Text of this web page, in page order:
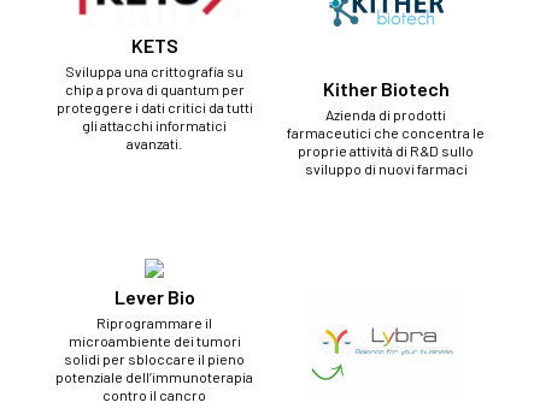
KETS
Sviluppa una crittografia su
chip a prova di quantum per
proteggere i dati critici da tutti
gli attacchi informatici
avanzati.
Kither Biotech
Azienda di prodotti
farmaceutici che concentra le
proprie attività di R&D sullo
sviluppo di nuovi farmaci
Lever Bio
Riprogrammare il
microambiente dei tumori
solidi per sbloccare il pieno
potenziale dell’immunoterapia
contro il cancro